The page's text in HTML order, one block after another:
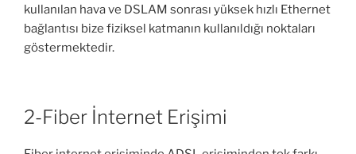
kullanılan hava ve DSLAM sonrası yüksek hızlı Ethernet
bağlantısı bize fiziksel katmanın kullanıldığı noktaları
göstermektedir.
2-Fiber İnternet Erişimi